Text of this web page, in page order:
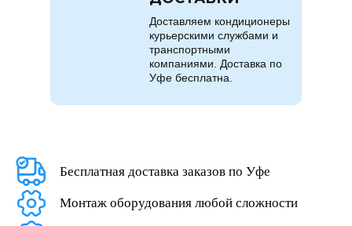
Доставляем кондиционеры
курьерскими службами и
транспортными
компаниями. Доставка по
Уфе бесплатна.
Бесплатная доставка заказов по Уфе
Монтаж оборудования любой сложности